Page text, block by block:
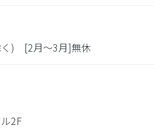
く) [2月～3月]無休
2F